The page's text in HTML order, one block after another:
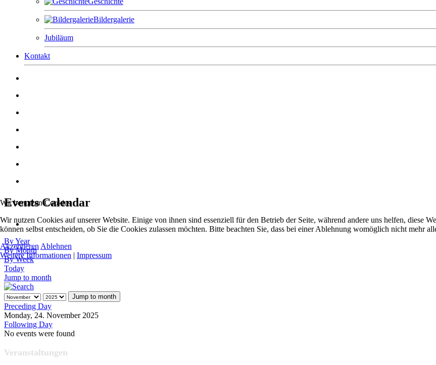
Bildergalerie
Jubiläum
Kontakt
Events Calendar
By Year
By Month
By Week
Today
Jump to month
Jump to month
Preceding Day
Monday, 24. November 2025
Following Day
No events were found
Veranstaltungen
Wir benutzen Cookies
Wir nutzen Cookies auf unserer Website. Einige von ihnen sind essenziell für den Betrieb der Seite, während andere uns helfen, diese
können selbst entscheiden, ob Sie die Cookies zulassen möchten. Bitte beachten Sie, dass bei einer Ablehnung womöglich nicht mehr
Akzeptieren Ablehnen
Weitere Informationen | Impressum